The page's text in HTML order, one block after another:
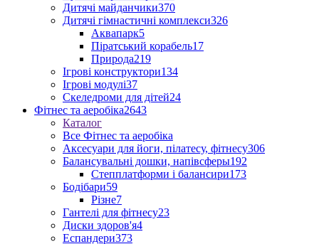
Дитячі майданчики370
Дитячі гімнастичні комплекси326
Аквапарк5
Піратський корабель17
Природа219
Ігрові конструктори134
Ігрові модулі37
Скеледроми для дітей24
Фітнес та аеробіка2643
Каталог
Все Фітнес та аеробіка
Аксесуари для йоги, пілатесу, фітнесу306
Балансувальні дошки, напівсферы192
Степплатформи і балансири173
Бодібари59
Різне7
Гантелі для фітнесу23
Диски здоров'я4
Еспандери373